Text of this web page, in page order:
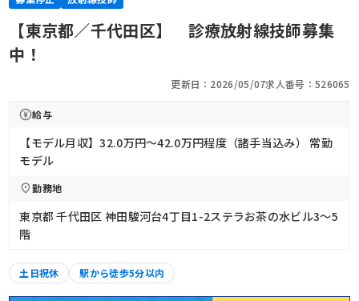
【東京都／千代田区】 診療放射線技師募集
中！
更新日：2026/05/07求人番号：526065
給与
【モデル月収】32.0万円〜42.0万円程度（諸手当込み） 常勤
モデル
勤務地
東京都 千代田区 神田駿河台4丁目1-2ステラお茶の水ビル3～5
階
土日祝休 駅から徒歩5分以内